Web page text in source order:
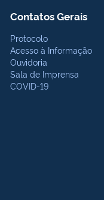
Contatos Gerais
Protocolo
Acesso à Informação
Ouvidoria
Sala de Imprensa
COVID-19